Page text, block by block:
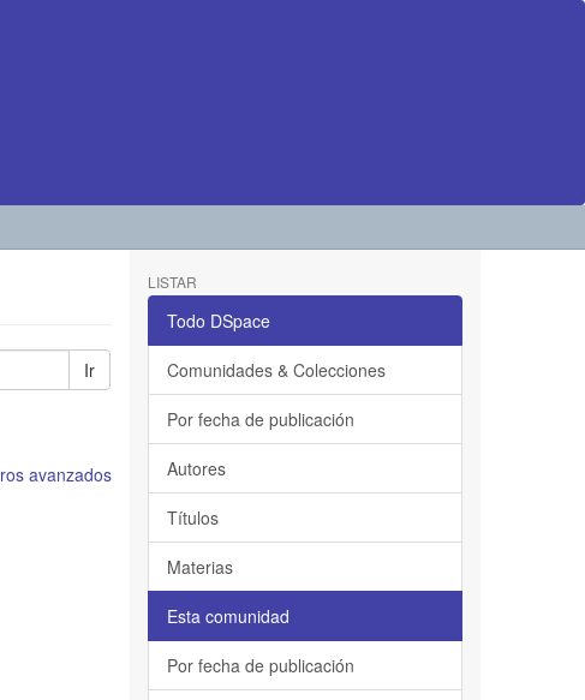
Ir
avanzados
LISTAR
Todo DSpace
Comunidades & Colecciones
Por fecha de publicación
Autores
Títulos
Materias
Esta comunidad
Por fecha de publicación